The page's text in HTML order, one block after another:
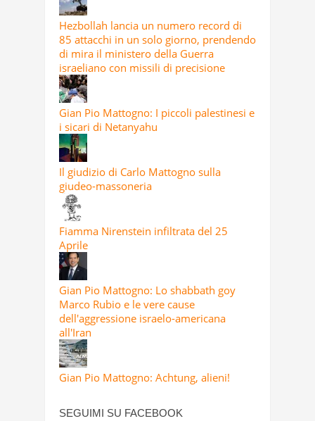
Hezbollah lancia un numero record di
85 attacchi in un solo giorno, prendendo
di mira il ministero della Guerra
israeliano con missili di precisione
Gian Pio Mattogno: I piccoli palestinesi e
i sicari di Netanyahu
Il giudizio di Carlo Mattogno sulla
giudeo-massoneria
Fiamma Nirenstein infiltrata del 25
Aprile
Gian Pio Mattogno: Lo shabbath goy
Marco Rubio e le vere cause
dell'aggressione israelo-americana
all'Iran
Gian Pio Mattogno: Achtung, alieni!
SEGUIMI SU FACEBOOK